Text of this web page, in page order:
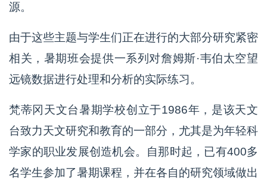
源。
由于这些主题与学生们正在进行的大部分研究紧密
相关，暑期班会提供一系列对詹姆斯·韦伯太空望
远镜数据进行处理和分析的实际练习。
梵蒂冈天文台暑期学校创立于1986年，是该天文
台致力天文研究和教育的一部分，尤其是为年轻科
学家的职业发展创造机会。自那时起，已有400多
名学生参加了暑期课程，并在各自的研究领域做出